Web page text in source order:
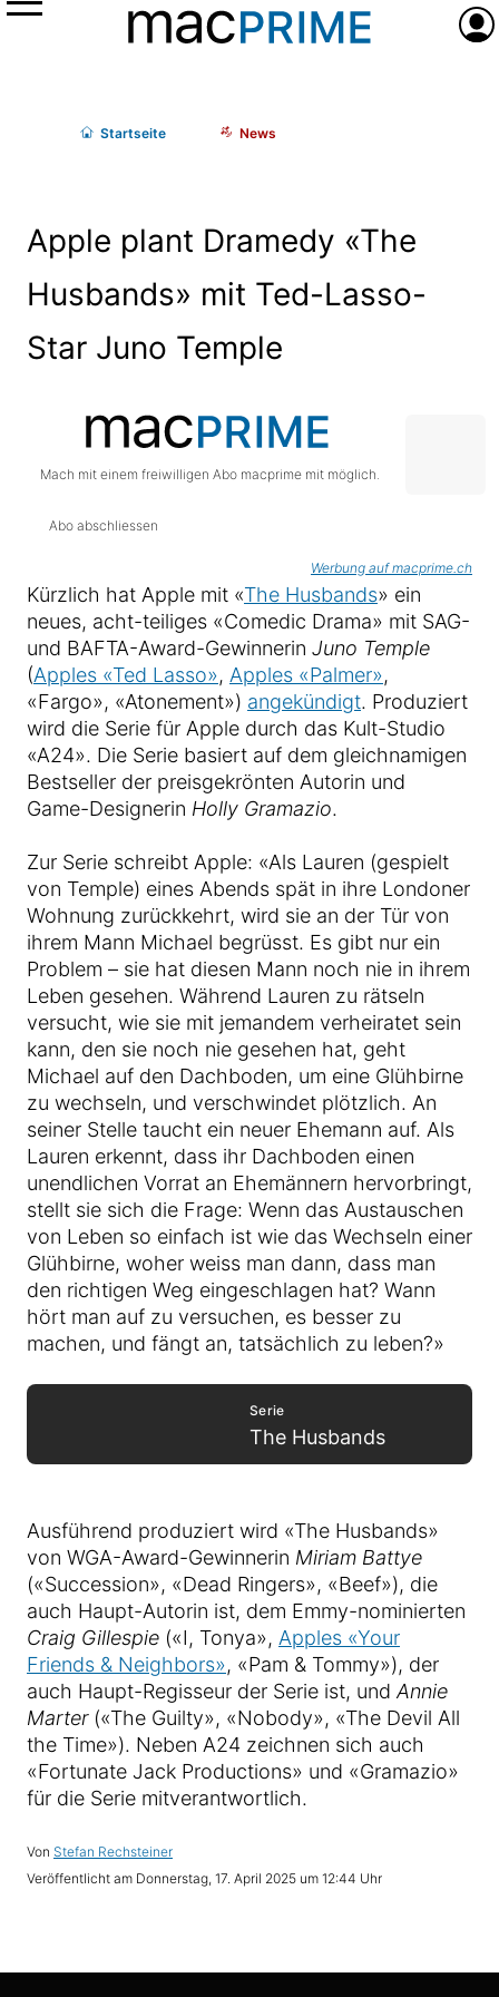
Menü
Startseite News
Apple plant Dramedy «The
Husbands» mit Ted-Lasso-
Star Juno Temple
Mach mit einem freiwilligen Abo macprime mit möglich.
Abo abschliessen
Werbung auf macprime.ch
Kürzlich hat Apple mit «The Husbands» ein
neues, acht-teiliges «Comedic Drama» mit SAG-
und BAFTA-Award-Gewinnerin Juno Temple
(Apples «Ted Lasso», Apples «Palmer»,
«Fargo», «Atonement») angekündigt. Produziert
wird die Serie für Apple durch das Kult-Studio
«A24». Die Serie basiert auf dem gleichnamigen
Bestseller der preisgekrönten Autorin und
Game-Designerin Holly Gramazio.
Zur Serie schreibt Apple: «Als Lauren (gespielt
von Temple) eines Abends spät in ihre Londoner
Wohnung zurückkehrt, wird sie an der Tür von
ihrem Mann Michael begrüsst. Es gibt nur ein
Problem – sie hat diesen Mann noch nie in ihrem
Leben gesehen. Während Lauren zu rätseln
versucht, wie sie mit jemandem verheiratet sein
kann, den sie noch nie gesehen hat, geht
Michael auf den Dachboden, um eine Glühbirne
zu wechseln, und verschwindet plötzlich. An
seiner Stelle taucht ein neuer Ehemann auf. Als
Lauren erkennt, dass ihr Dachboden einen
unendlichen Vorrat an Ehemännern hervorbringt,
stellt sie sich die Frage: Wenn das Austauschen
von Leben so einfach ist wie das Wechseln einer
Glühbirne, woher weiss man dann, dass man
den richtigen Weg eingeschlagen hat? Wann
hört man auf zu versuchen, es besser zu
machen, und fängt an, tatsächlich zu leben?»
Serie
The Husbands
Ausführend produziert wird «The Husbands»
von WGA-Award-Gewinnerin Miriam Battye
(«Succession», «Dead Ringers», «Beef»), die
auch Haupt-Autorin ist, dem Emmy-nominierten
Craig Gillespie («I, Tonya», Apples «Your
Friends & Neighbors», «Pam & Tommy»), der
auch Haupt-Regisseur der Serie ist, und Annie
Marter(«The Guilty», «Nobody», «The Devil All
the Time»). Neben A24 zeichnen sich auch
«Fortunate Jack Productions» und «Gramazio»
für die Serie mitverantwortlich.
Von Stefan Rechsteiner
Veröffentlicht am Donnerstag, 17. April 2025 um 12:44 Uhr